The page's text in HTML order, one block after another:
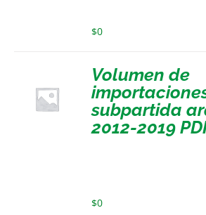
$0
Volumen de
subpartida
2012-2019
$0